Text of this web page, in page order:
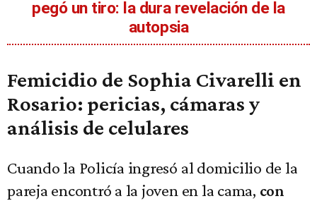
pegó un tiro: la dura revelación de la
autopsia
Femicidio de Sophia Civarelli en
Rosario: pericias, cámaras y
análisis de celulares
Cuando la Policía ingresó al domicilio de la
pareja encontró a la joven en la cama, con